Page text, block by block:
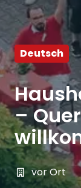
Deutsch
–
vor Ort